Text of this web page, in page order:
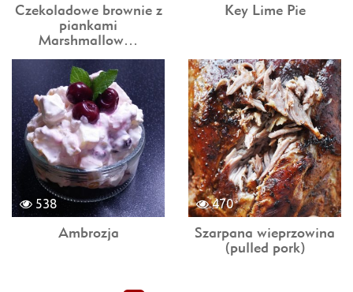
Czekoladowe brownie z
piankami
Marshmallow…
Key Lime Pie
538
Ambrozja
470
Szarpana wieprzowina
(pulled pork)